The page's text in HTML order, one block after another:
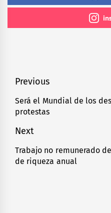
Navegación
de
entradas
Previous
Previous
post:
Será el Mundial de los
protestas
Next
Next
post:
Trabajo no remunerado
de riqueza anual